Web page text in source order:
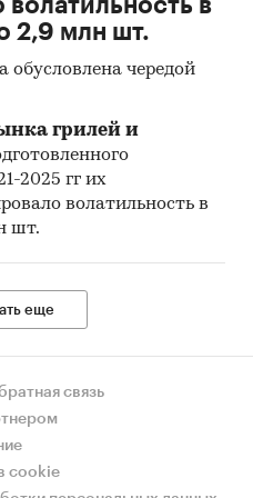
параметрыдля
Также она
бизнес-процессы
создания данного
услуги /
в
2,9 млн шт.
чередой
грилей и
2025 гг их
волатильность в
шт.
еще
связь
cookie